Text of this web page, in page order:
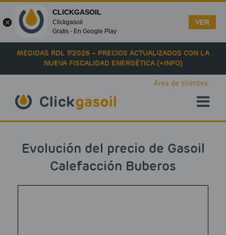
Skip to main content
MEDIDAS RDL 7/2026 – PRECIOS ACTUALIZADOS CON LA
NUEVA FISCALIDAD ENERGÉTICA (+INFO)
Área de clientes
Evolución del precio de Gasoil
Calefacción Buberos
CLICKGASOIL
Clickgasoil
Gratis - En Google Play
VER